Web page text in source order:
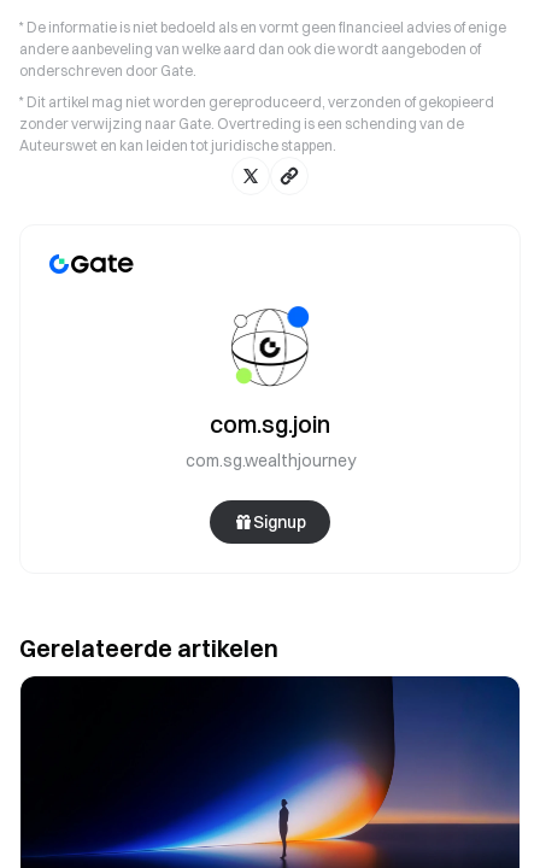
* De informatie is niet bedoeld als en vormt geen financieel advies of enige
andere aanbeveling van welke aard dan ook die wordt aangeboden of
onderschreven door Gate.
* Dit artikel mag niet worden gereproduceerd, verzonden of gekopieerd
zonder verwijzing naar Gate. Overtreding is een schending van de
Auteurswet en kan leiden tot juridische stappen.
com.sg.join
com.sg.wealthjourney
Signup
Gerelateerde artikelen